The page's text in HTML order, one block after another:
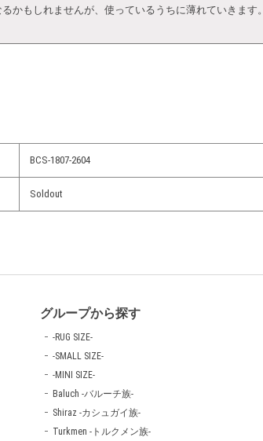
かもしれませんが、使っているうちに薄れていきます。
BCS-1807-2604
Soldout
グループから探す
-RUG SIZE-
-SMALL SIZE-
-MINI SIZE-
Baluch -バルーチ族-
Shiraz -カシュガイ族-
Turkmen -トルクメン族-